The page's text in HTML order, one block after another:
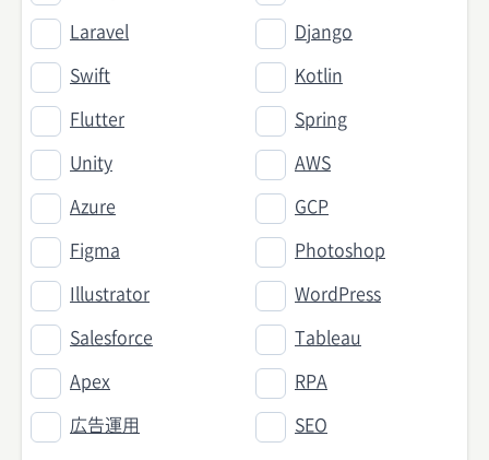
Laravel Django
Swift Kotlin
Flutter Spring
Unity AWS
Azure GCP
Figma Photoshop
Illustrator WordPress
Salesforce Tableau
Apex RPA
広告運用 SEO